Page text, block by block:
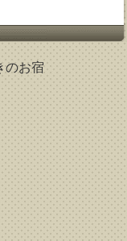
のお宿